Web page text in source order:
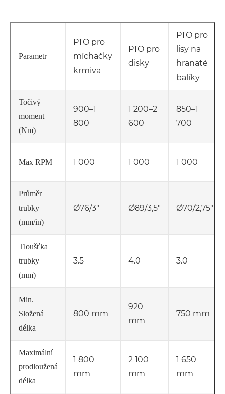
Parametr
PTO pro
míchačky
krmiva
PTO pro
disky
PTO pro
lisy na
hranaté
balíky
Točivý
moment
(Nm)
900–1
800
1 200–2
600
850–1
700
Max RPM 1 000 1 000 1 000
Průměr
trubky
(mm/in)
Ø76/3" Ø89/3,5" Ø70/2,75"
Tloušťka
trubky
(mm)
3.5 4.0 3.0
Min.
Složená
délka
800 mm
920
mm
750 mm
Maximální
prodloužená
délka
1 800
mm
2 100
mm
1 650
mm